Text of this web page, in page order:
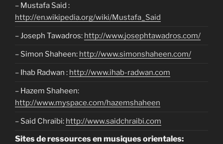
– Mustafa Said :
http://en.wikipedia.org/wiki/Mustafa_Said
– Joseph Tawadros: http://www.josephtawadros.com/
– Simon Shaheen: http://www.simonshaheen.com/
– Ihab Radwan : http://www.ihab-radwan.com
– Hazem Shaheen:
http://www.myspace.com/hazemshaheen
– Said Chraibi: http://www.saidchraibi.com
Sites de ressources en musiques orientales: